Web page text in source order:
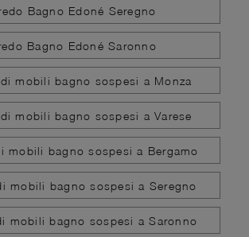
Bagno Edoné Seregno
Bagno Edoné Saronno
mobili bagno sospesi a Monza
mobili bagno sospesi a Varese
mobili bagno sospesi a Bergamo
mobili bagno sospesi a Seregno
mobili bagno sospesi a Saronno